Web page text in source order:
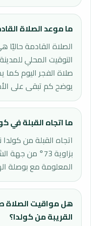
ما موعد الصلاة
التوقيت المحلي
صلاة الفجر اليوم
يوضح كم تبقى على
ما اتجاه القبلة في
اتجاه القبلة من
بزاوية 73°
المعلومة مع بوصلة
هل مواقيت الصلاة
القريبة من كولدا؟